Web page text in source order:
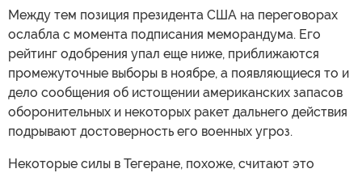
Между тем позиция президента США на переговорах
ослабла с момента подписания меморандума. Его
рейтинг одобрения упал еще ниже, приближаются
промежуточные выборы в ноябре, а появляющиеся то и
дело сообщения об истощении американских запасов
оборонительных и некоторых ракет дальнего действия
подрывают достоверность его военных угроз.
Некоторые силы в Тегеране, похоже, считают это